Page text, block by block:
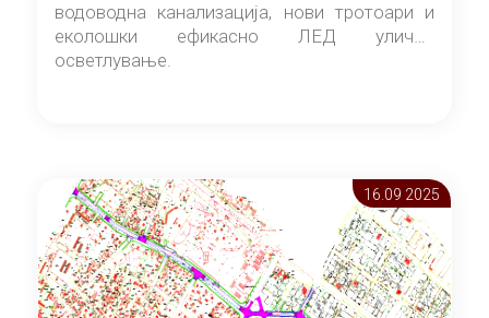
водоводна канализација, нови тротоари и
еколошки ефикасно ЛЕД улично
осветлување.
16.09 2025